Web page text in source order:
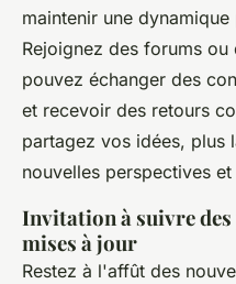
maintenir une
Rejoignez des forums
pouvez échanger des
et recevoir des retours
partagez vos idées, plus
nouvelles perspectives
Invitation à suivre
mises à jour
Restez à l'affût des